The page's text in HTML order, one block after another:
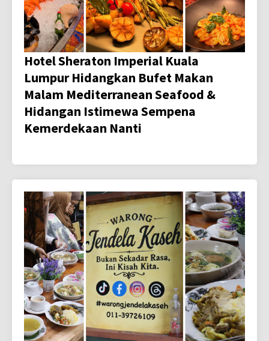
Hotel Sheraton Imperial Kuala
Lumpur Hidangkan Bufet Makan
Malam Mediterranean Seafood &
Hidangan Istimewa Sempena
Kemerdekaan Nanti